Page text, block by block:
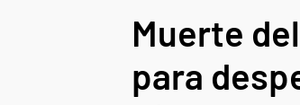
Muerte
para